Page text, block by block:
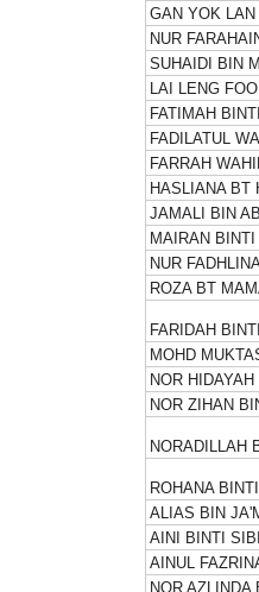
GAN YOK LAN
NUR
SUHAIDI BIN
LAI LENG
FATIMAH
FADILATUL
FARRAH
HASLIANA BT
JAMALI BIN
MAIRAN BINTI
NUR
ROZA BT
FARIDAH
MOHD
NOR
NOR ZIHAN
NORADILLAH
ROHANA
ALIAS BIN
AINI BINTI
AINUL
NOR AZLINDA